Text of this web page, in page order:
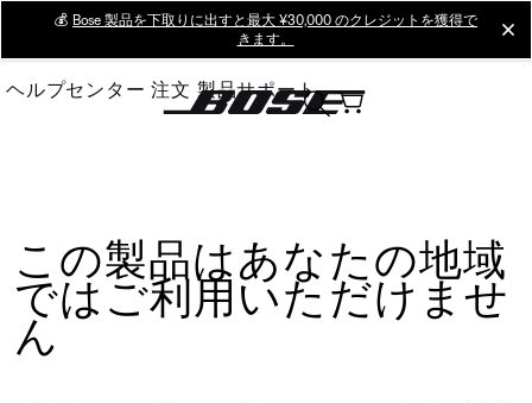
Main
💰 Bose 製品を下取りに出すと最大 ¥30,000 のクレジットを獲得で
きます。
ヘルプセンター 注文 製品サポート
この製品はあなたの地域
ではご利用いただけませ
ん